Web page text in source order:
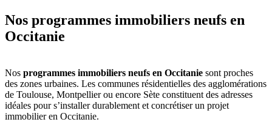
Nos programmes immobiliers neufs en
Occitanie
Nos programmes immobiliers neufs en Occitanie sont proches
des zones urbaines. Les communes résidentielles des agglomérations
de Toulouse, Montpellier ou encore Sète constituent des adresses
idéales pour s’installer durablement et concrétiser un projet
immobilier en Occitanie.